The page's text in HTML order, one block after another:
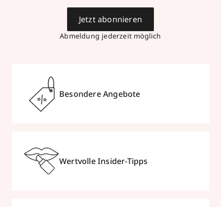
Abmeldung jederzeit möglich
Jetzt abonnieren
Besondere Angebote
Wertvolle Insider-Tipps